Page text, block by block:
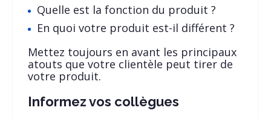
Quelle est la fonction du produit ?
En quoi votre produit est-il différent ?
Mettez toujours en avant les principaux
atouts que votre clientèle peut tirer de
votre produit.
Informez vos collègues